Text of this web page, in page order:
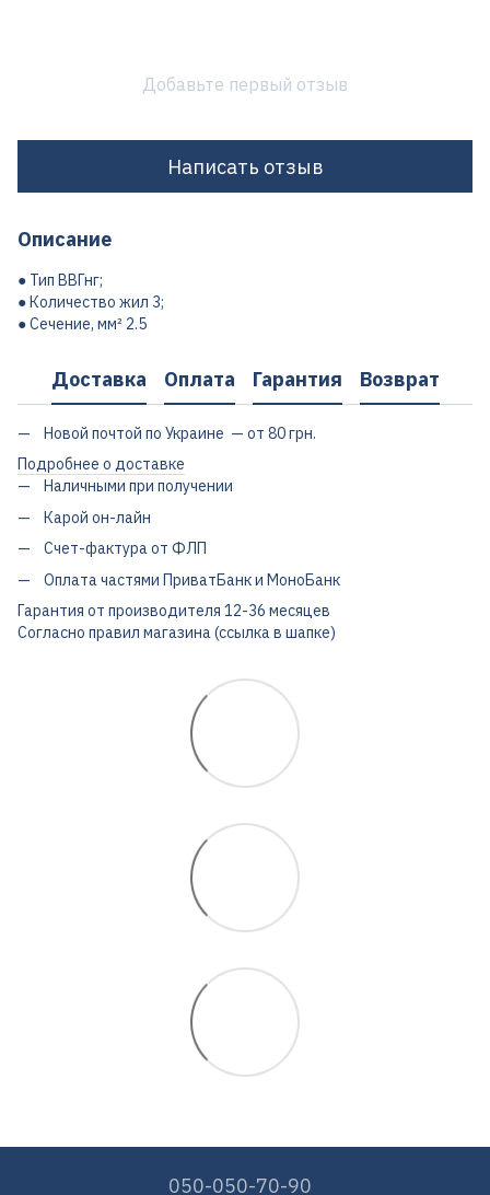
Добавьте первый отзыв
Написать отзыв
Описание
● Тип ВВГнг;
● Количество жил 3;
● Сечение, мм² 2.5
Доставка Оплата Гарантия Возврат
Новой почтой по Украине — от 80 грн.
Подробнее о доставке
Наличными при получении
Карой он-лайн
Счет-фактура от ФЛП
Оплата частями ПриватБанк и МоноБанк
Гарантия от производителя 12-36 месяцев
Согласно правил магазина (ссылка в шапке)
050-050-70-90